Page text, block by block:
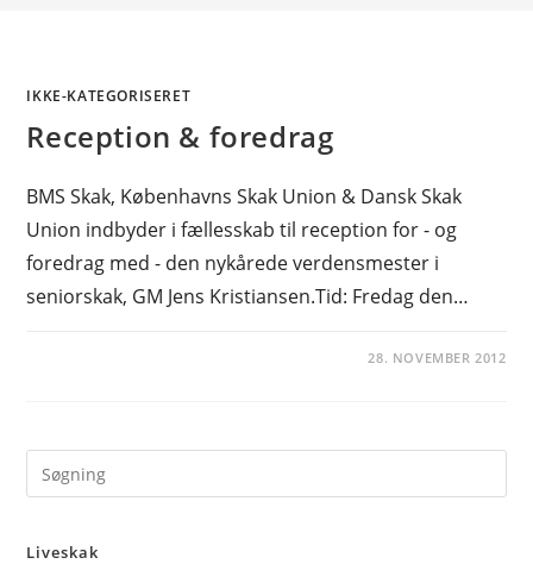
IKKE-KATEGORISERET
Reception & foredrag
BMS Skak, Københavns Skak Union & Dansk Skak
Union indbyder i fællesskab til reception for - og
foredrag med - den nykårede verdensmester i
seniorskak, GM Jens Kristiansen.Tid: Fredag den…
28. NOVEMBER 2012
Liveskak